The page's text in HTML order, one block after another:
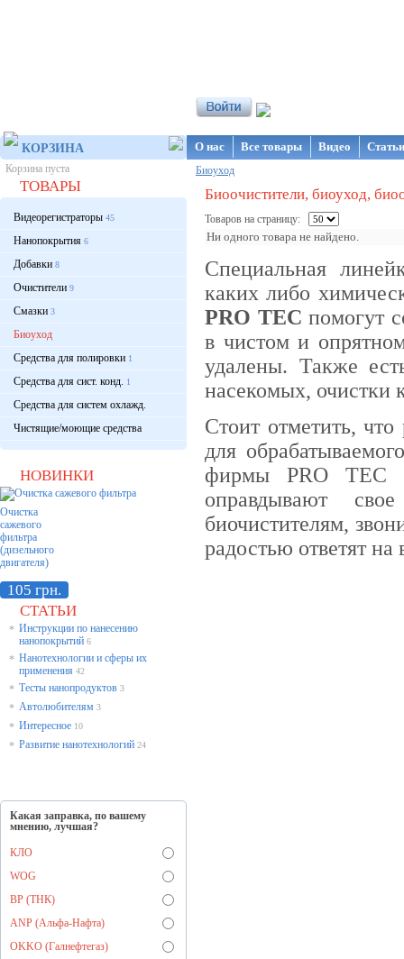
КОРЗИНА
Корзина пуста
ТОВАРЫ
Видеорегистраторы 45
Нанопокрытия 6
Добавки 8
Очистители 9
Смазки 3
Биоуход
Средства для полировки 1
Средства для сист. конд. 1
Средства для систем охлажд.
Чистящие/моющие средства
НОВИНКИ
Очистка
сажевого
фильтра
(дизельного
двигателя)
105 грн.
СТАТЬИ
* Инструкции по нанесению
нанопокрытий 6
* Нанотехнологии и сферы их
применения 42
* Тесты нанопродуктов 3
* Автолюбителям 3
* Интересное 10
* Развитие нанотехнологий 24
Какая заправка, по вашему
мнению, лучшая?
КЛО
WOG
BP (ТНК)
ANP (Альфа-Нафта)
OKKO (Галнефтегаз)
О нас Все товары Видео
Биоуход
Биоочистители, биоуход,
Товаров на страницу:
Ни одного товара не найдено.
Специальная
каких либо
PRO TEC помогут
в чистом и
удалены. Также
насекомых, очистки
Стоит отметить,
для
фирмы PRO TEC
оправдывают
биочистителям,
радостью ответят